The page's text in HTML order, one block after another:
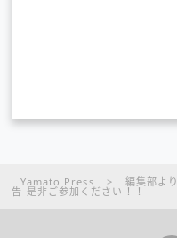
Yamato Press > 編集部より
告 是非ご参加ください！！